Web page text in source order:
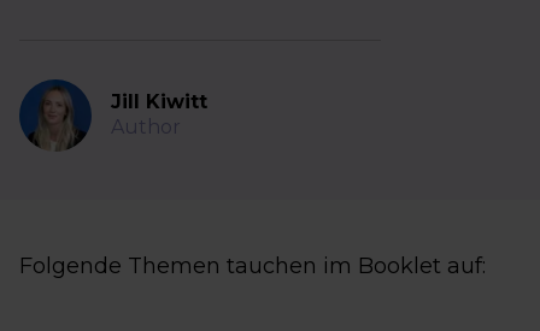
Jill Kiwitt
Author
Folgende Themen tauchen im Booklet auf: